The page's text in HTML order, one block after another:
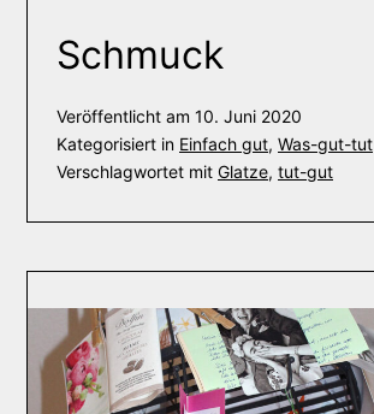
Schmuck
Veröffentlicht am 10. Juni 2020
Kategorisiert in Einfach gut, Was-gut-tut
Verschlagwortet mit Glatze, tut-gut